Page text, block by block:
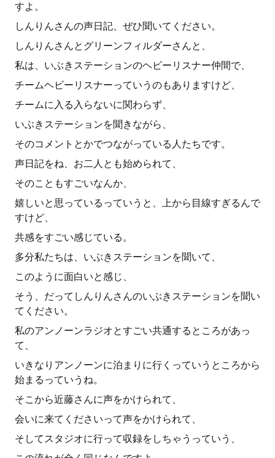
すよ。
しんりんさんの声日記、ぜひ聞いてください。
しんりんさんとグリーンフィルダーさんと、
私は、いぶきステーションのヘビーリスナー仲間で、
チームヘビーリスナーっていうのもありますけど、
チームに入る入らないに関わらず、
いぶきステーションを聞きながら、
そのコメントとかでつながっている人たちです。
声日記をね、お二人とも始められて、
そのこともすごいなんか、
嬉しいと思っているっていうと、上から目線すぎるんで
すけど、
共感をすごい感じている。
多分私たちは、いぶきステーションを聞いて、
このように面白いと感じ、
そう、だってしんりんさんのいぶきステーションを聞い
てください。
私のアンノーンラジオとすごい共通するところがあっ
て、
いきなりアンノーンに泊まりに行くっていうところから
始まるっていうね。
そこから近藤さんに声をかけられて、
会いに来てくださいって声をかけられて、
そしてスタジオに行って収録をしちゃうっていう、